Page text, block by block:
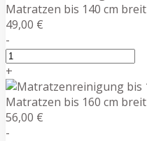
Matratzen bis 140 cm breit
49,00 €
-
+
Matratzen bis 160 cm breit
56,00 €
-